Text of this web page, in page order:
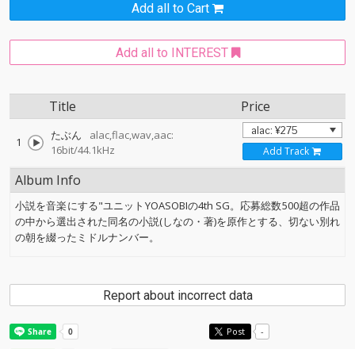
Add all to Cart
Add all to INTEREST
Title Price
1 たぶん
alac,flac,wav,aac:
16bit/44.1kHz
Add Track
Album Info
小説を音楽にする"ユニットYOASOBIの4th SG。応募総数500超の作品
の中から選出された同名の小説(しなの・著)を原作とする、切ない別れ
の朝を綴ったミドルナンバー。
Report about incorrect data
Post -